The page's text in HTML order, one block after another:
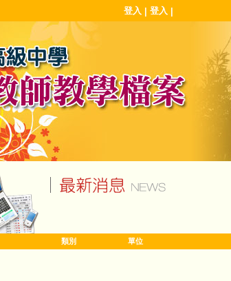
登入 | 登入 |
類別 單位